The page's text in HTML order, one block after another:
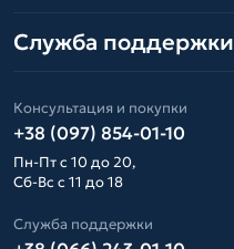
Служба поддержки
Консультация и покупки
+38 (097) 854-01-10
Пн-Пт с 10 до 20,
Сб-Вс с 11 до 18
Служба поддержки